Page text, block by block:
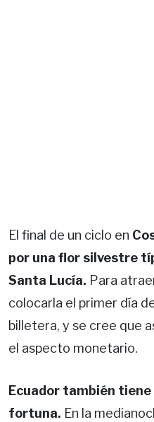
El final de un ciclo en
por una flor silvestre
Santa Lucía. Para
colocarla el primer día
billetera, y se cree que
el aspecto monetario.
Ecuador también
fortuna. En la